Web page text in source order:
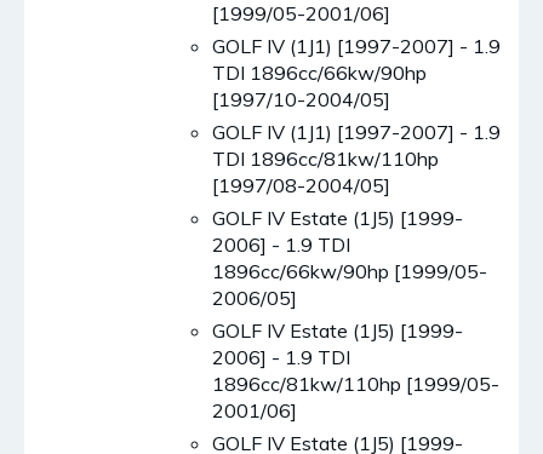
[1999/05-2001/06]
GOLF IV (1J1) [1997-2007] - 1.9
TDI 1896cc/66kw/90hp
[1997/10-2004/05]
GOLF IV (1J1) [1997-2007] - 1.9
TDI 1896cc/81kw/110hp
[1997/08-2004/05]
GOLF IV Estate (1J5) [1999-
2006] - 1.9 TDI
1896cc/66kw/90hp [1999/05-
2006/05]
GOLF IV Estate (1J5) [1999-
2006] - 1.9 TDI
1896cc/81kw/110hp [1999/05-
2001/06]
GOLF IV Estate (1J5) [1999-